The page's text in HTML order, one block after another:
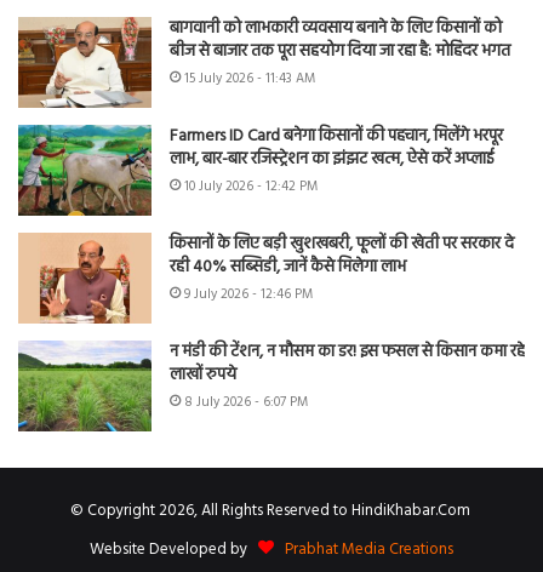
बागवानी को लाभकारी व्यवसाय बनाने के लिए किसानों को
बीज से बाजार तक पूरा सहयोग दिया जा रहा है: मोहिंदर भगत
15 July 2026 - 11:43 AM
Farmers ID Card बनेगा किसानों की पहचान, मिलेंगे भरपूर
लाभ, बार-बार रजिस्ट्रेशन का झंझट खत्म, ऐसे करें अप्लाई
10 July 2026 - 12:42 PM
किसानों के लिए बड़ी खुशखबरी, फूलों की खेती पर सरकार दे
रही 40% सब्सिडी, जानें कैसे मिलेगा लाभ
9 July 2026 - 12:46 PM
न मंडी की टेंशन, न मौसम का डर! इस फसल से किसान कमा रहे
लाखों रुपये
8 July 2026 - 6:07 PM
© Copyright 2026, All Rights Reserved to HindiKhabar.Com
Website Developed by
Prabhat Media Creations